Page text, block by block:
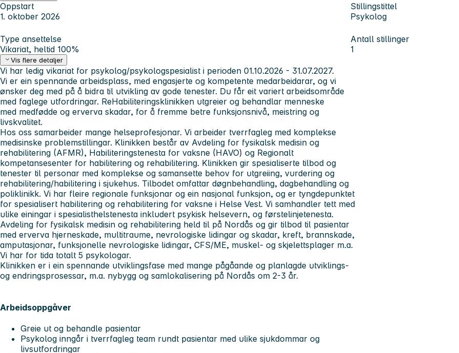
Oppstart
1. oktober 2026
Stillingstittel
Psykolog
Type ansettelse
Vikariat, heltid 100%
Antall stillinger
1
Vis flere detaljer
Vi har ledig vikariat for psykolog/psykologspesialist i perioden 01.10.2026 - 31.07.2027.
Vi er ein spennande arbeidsplass, med engasjerte og kompetente medarbeidarar, og vi
ønsker deg med på å bidra til utvikling av gode tenester. Du får eit variert arbeidsområde
med faglege utfordringar. ReHabiliteringsklinikken utgreier og behandlar menneske
med medfødde og erverva skadar, for å fremme betre funksjonsnivå, meistring og
livskvalitet.
Hos oss samarbeider mange helseprofesjonar. Vi arbeider tverrfagleg med komplekse
medisinske problemstillingar. Klinikken består av Avdeling for fysikalsk medisin og
rehabilitering (AFMR), Habiliteringstenesta for vaksne (HAVO) og Regionalt
kompetansesenter for habilitering og rehabilitering. Klinikken gir spesialiserte tilbod og
tenester til personar med komplekse og samansette behov for utgreiing, vurdering og
rehabilitering/habilitering i sjukehus. Tilbodet omfattar døgnbehandling, dagbehandling og
poliklinikk. Vi har fleire regionale funksjonar og ein nasjonal funksjon, og er tyngdepunktet
for spesialisert habilitering og rehabilitering for vaksne i Helse Vest. Vi samhandler tett med
ulike einingar i spesialisthelstenesta inkludert psykisk helsevern, og førstelinjetenesta.
Avdeling for fysikalsk medisin og rehabilitering held til på Nordås og gir tilbod til pasientar
med erverva hjerneskade, multitraume, nevrologiske lidingar og skadar, kreft, brannskade,
amputasjonar, funksjonelle nevrologiske lidingar, CFS/ME, muskel- og skjelettsplager m.a.
Vi har for tida totalt 5 psykologar.
Klinikken er i ein spennande utviklingsfase med mange pågåande og planlagde utviklings-
og endringsprosessar, m.a. nybygg og samlokalisering på Nordås om 2-3 år.
Arbeidsoppgåver
Greie ut og behandle pasientar
Psykolog inngår i tverrfagleg team rundt pasientar med ulike sjukdommar og
livsutfordringar